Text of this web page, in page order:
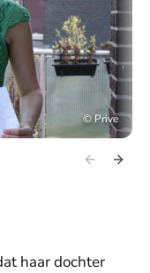
© Prive
haar dochter